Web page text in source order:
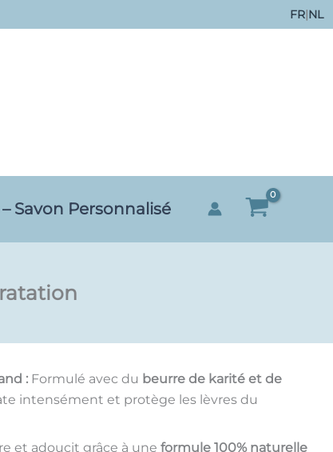
FR|NL
– Savon Personnalisé
: Formulé avec du beurre de karité et de
intensément et protège les lèvres du
et adoucit grâce à uneformule 100% naturelle